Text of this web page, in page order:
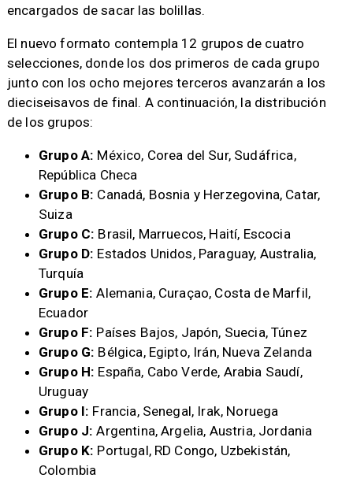
encargados de sacar las bolillas.
El nuevo formato contempla 12 grupos de cuatro
selecciones, donde los dos primeros de cada grupo
junto con los ocho mejores terceros avanzarán a los
dieciseisavos de final. A continuación, la distribución
de los grupos:
Grupo A: México, Corea del Sur, Sudáfrica,
República Checa
Grupo B: Canadá, Bosnia y Herzegovina, Catar,
Suiza
Grupo C: Brasil, Marruecos, Haití, Escocia
Grupo D: Estados Unidos, Paraguay, Australia,
Turquía
Grupo E: Alemania, Curaçao, Costa de Marfil,
Ecuador
Grupo F: Países Bajos, Japón, Suecia, Túnez
Grupo G: Bélgica, Egipto, Irán, Nueva Zelanda
Grupo H: España, Cabo Verde, Arabia Saudí,
Uruguay
Grupo I: Francia, Senegal, Irak, Noruega
Grupo J: Argentina, Argelia, Austria, Jordania
Grupo K: Portugal, RD Congo, Uzbekistán,
Colombia